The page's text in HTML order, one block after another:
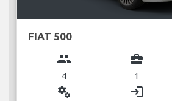
FIAT 500
group
4
business_center
1
miscellaneous_services login